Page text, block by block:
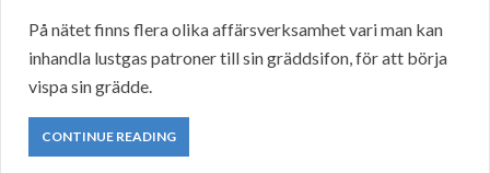
På nätet finns flera olika affärsverksamhet vari man kan
inhandla lustgas patroner till sin gräddsifon, för att börja
vispa sin grädde.
CONTINUE READING